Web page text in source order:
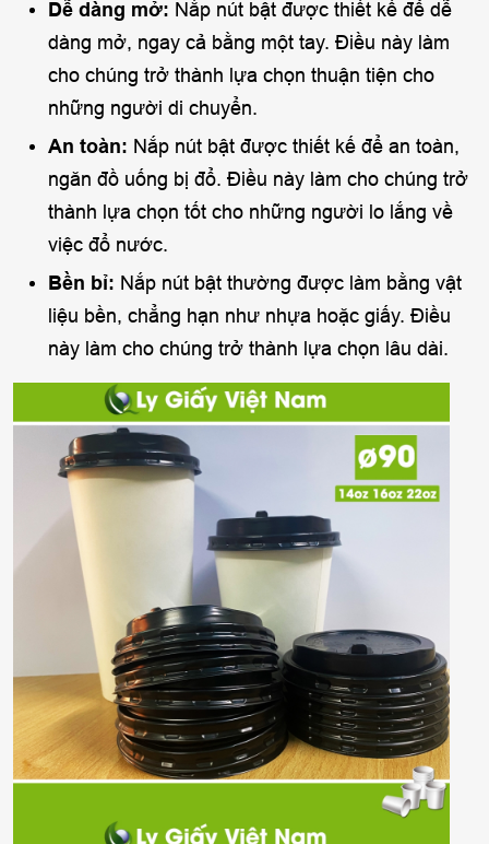
Dễ dàng mở: Nắp nút bật được thiết kế để dễ
dàng mở, ngay cả bằng một tay. Điều này làm
cho chúng trở thành lựa chọn thuận tiện cho
những người di chuyển.
An toàn: Nắp nút bật được thiết kế để an toàn,
ngăn đồ uống bị đổ. Điều này làm cho chúng trở
thành lựa chọn tốt cho những người lo lắng về
việc đổ nước.
Bền bỉ: Nắp nút bật thường được làm bằng vật
liệu bền, chẳng hạn như nhựa hoặc giấy. Điều
này làm cho chúng trở thành lựa chọn lâu dài.